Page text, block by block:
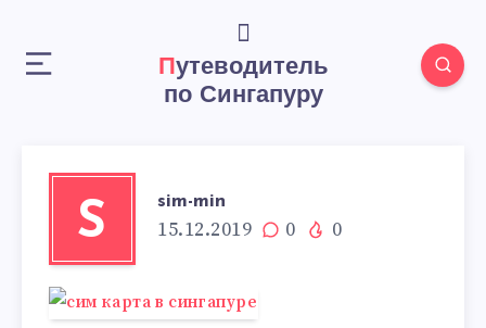
Путеводитель
по Сингапуру
S sim-min
15.12.2019 0 0